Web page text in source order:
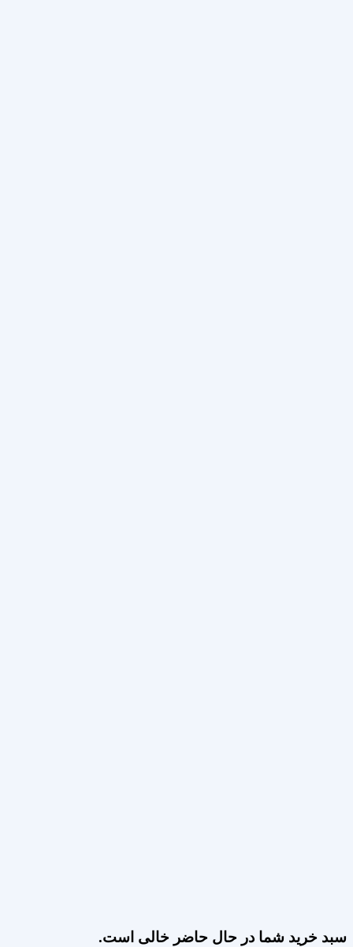
سبد خرید شما در حال حاضر خالی است.